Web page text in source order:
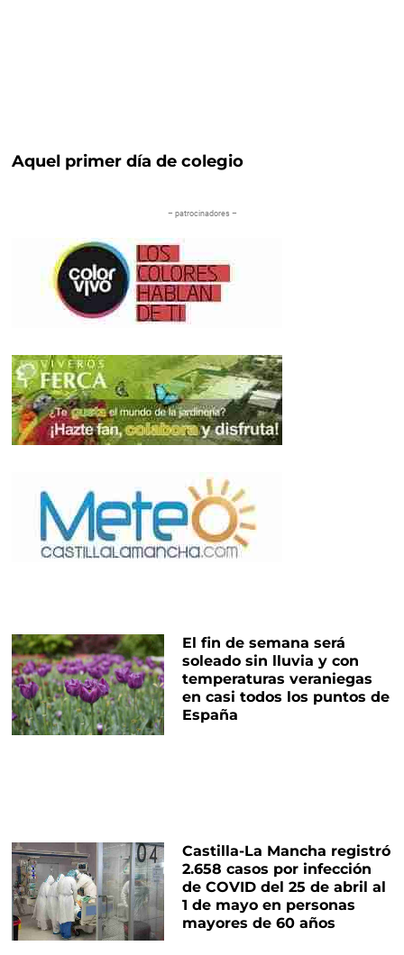
Aquel primer día de colegio
– patrocinadores –
El fin de semana será
soleado sin lluvia y con
temperaturas veraniegas
en casi todos los puntos de
España
Castilla-La Mancha registró
2.658 casos por infección
de COVID del 25 de abril al
1 de mayo en personas
mayores de 60 años